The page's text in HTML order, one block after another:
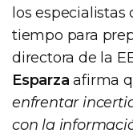
los
tiempo para
directora de la
Esparza afirma
enfrentar
con la